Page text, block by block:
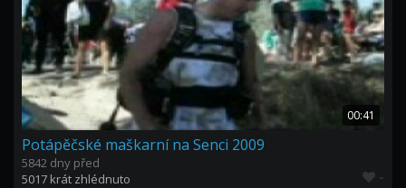
00:41
Potápěčské maškarní na Senci 2009
5842 dny před
5017 krát zhlédnuto
-